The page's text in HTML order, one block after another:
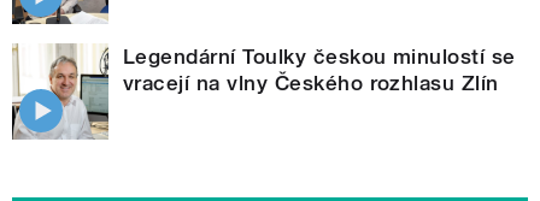
Legendární Toulky českou minulostí se
vracejí na vlny Českého rozhlasu Zlín